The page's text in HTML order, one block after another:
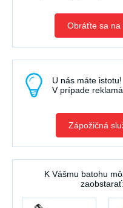
Obráťte sa na
U nás máte istotu!
V prípade
Zápožičná
K Vášmu batohu
zaobstarať: